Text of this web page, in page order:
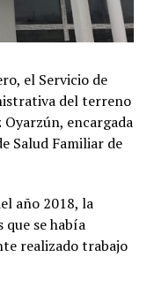
el Servicio de
del terreno
encargada
Salud Familiar de
año 2018, la
se había
realizado trabajo